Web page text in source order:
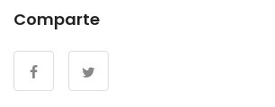
Comparte